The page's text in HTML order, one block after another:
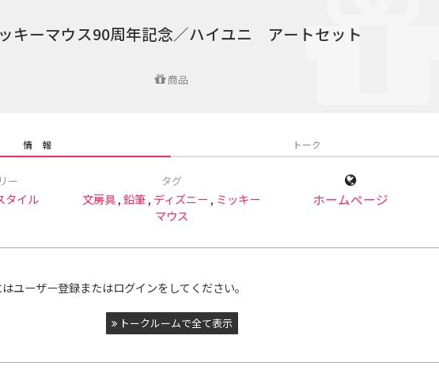
キーマウス90周年記念／ハイユニ アートセット
商品
情 報 トーク
ー
タイル
タグ
文房具,鉛筆, ディズニー , ミッキー
マウス
ホームページ
ユーザー登録またはログインをしてください。
トークルームで全て表示